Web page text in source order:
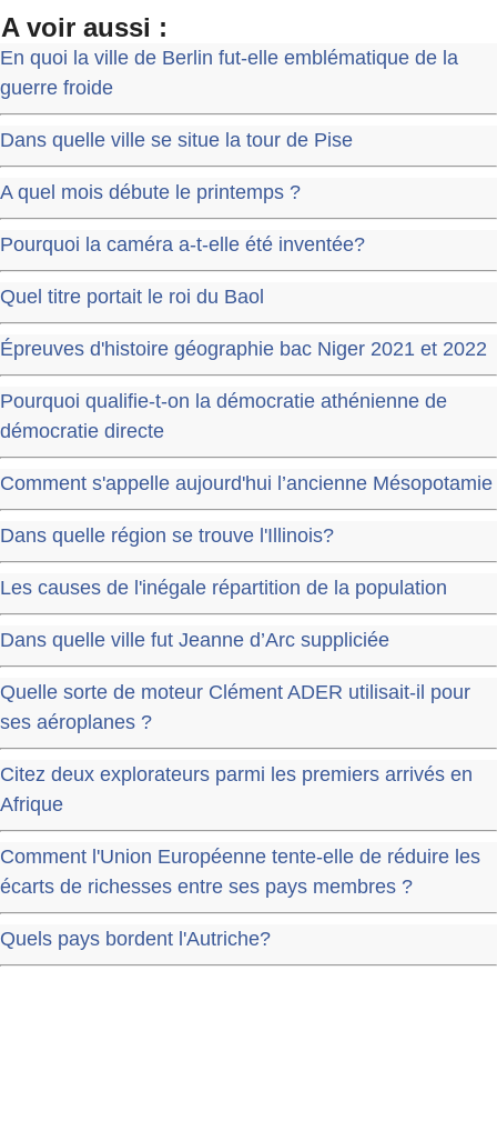
A voir aussi :
En quoi la ville de Berlin fut-elle emblématique de la
guerre froide
Dans quelle ville se situe la tour de Pise
A quel mois débute le printemps ?
Pourquoi la caméra a-t-elle été inventée?
Quel titre portait le roi du Baol
Épreuves d'histoire géographie bac Niger 2021 et 2022
Pourquoi qualifie-t-on la démocratie athénienne de
démocratie directe
Comment s'appelle aujourd'hui l’ancienne Mésopotamie
Dans quelle région se trouve l'Illinois?
Les causes de l'inégale répartition de la population
Dans quelle ville fut Jeanne d’Arc suppliciée
Quelle sorte de moteur Clément ADER utilisait-il pour
ses aéroplanes ?
Citez deux explorateurs parmi les premiers arrivés en
Afrique
Comment l'Union Européenne tente-elle de réduire les
écarts de richesses entre ses pays membres ?
Quels pays bordent l'Autriche?